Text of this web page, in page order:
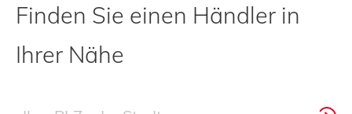
Finden Sie einen Händler in
Ihrer Nähe